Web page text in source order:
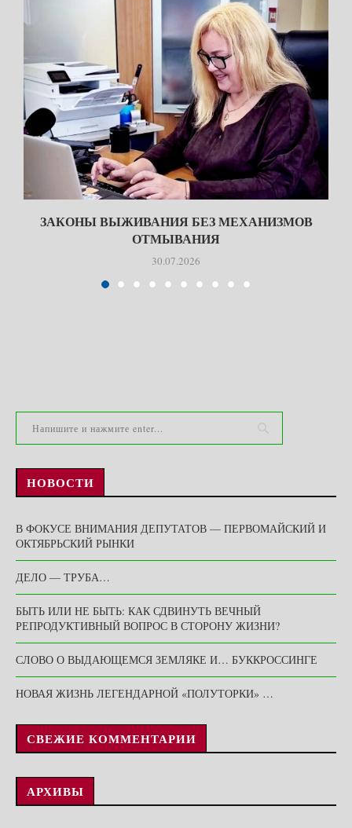
ЗАКОНЫ ВЫЖИВАНИЯ БЕЗ МЕХАНИЗМОВ
ОТМЫВАНИЯ
30.07.2026
НОВОСТИ
В ФОКУСЕ ВНИМАНИЯ ДЕПУТАТОВ — ПЕРВОМАЙСКИЙ И
ОКТЯБРЬСКИЙ РЫНКИ
ДЕЛО — ТРУБА…
БЫТЬ ИЛИ НЕ БЫТЬ: КАК СДВИНУТЬ ВЕЧНЫЙ
РЕПРОДУКТИВНЫЙ ВОПРОС В СТОРОНУ ЖИЗНИ?
СЛОВО О ВЫДАЮЩЕМСЯ ЗЕМЛЯКЕ И… БУККРОССИНГЕ
НОВАЯ ЖИЗНЬ ЛЕГЕНДАРНОЙ «ПОЛУТОРКИ» …
СВЕЖИЕ КОММЕНТАРИИ
АРХИВЫ